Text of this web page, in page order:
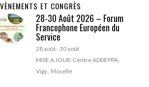
ET CONGRÈS
28-30 Août 2026 – Forum
Francophone Européen du
Service
28 août-30 août
MISE A JOUR: Centre ADDEPPA,
Vigy , Moselle